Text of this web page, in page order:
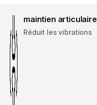
maintien articulaire
Réduit les vibrations